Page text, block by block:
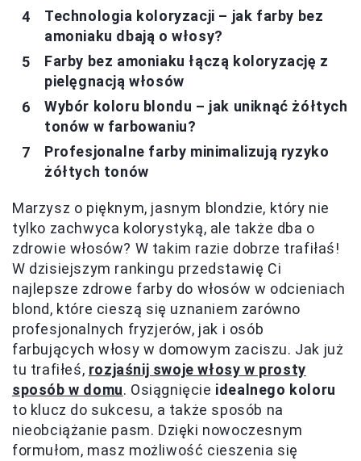
Technologia koloryzacji – jak farby bez
amoniaku dbają o włosy?
Farby bez amoniaku łączą koloryzację z
pielęgnacją włosów
Wybór koloru blondu – jak uniknąć żółtych
tonów w farbowaniu?
Profesjonalne farby minimalizują ryzyko
żółtych tonów
Marzysz o pięknym, jasnym blondzie, który nie
tylko zachwyca kolorystyką, ale także dba o
zdrowie włosów? W takim razie dobrze trafiłaś!
W dzisiejszym rankingu przedstawię Ci
najlepsze zdrowe farby do włosów w odcieniach
blond, które cieszą się uznaniem zarówno
profesjonalnych fryzjerów, jak i osób
farbujących włosy w domowym zaciszu. Jak już
tu trafiłeś, rozjaśnij swoje włosy w prosty
sposób w domu. Osiągnięcie idealnego koloru
to klucz do sukcesu, a także sposób na
nieobciążanie pasm. Dzięki nowoczesnym
formułom, masz możliwość cieszenia się